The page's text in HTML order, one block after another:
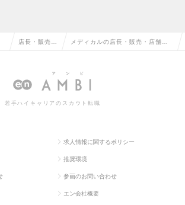
店長・販売・ メディカルの店長・販売・店舗管
若手ハイキャリアのスカウト転職
求人情報に関するポリシー
推奨環境
参画のお問い合わせ
エン会社概要